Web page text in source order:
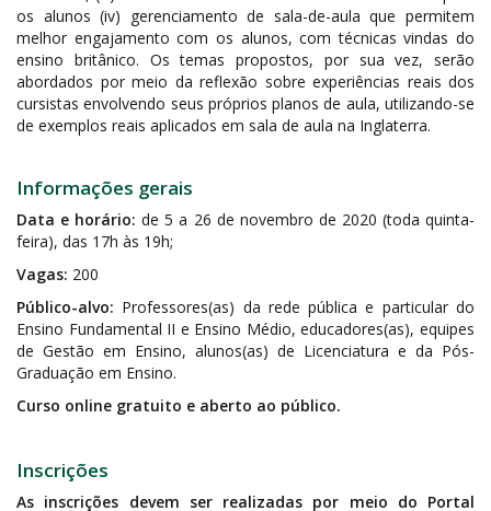
os alunos (iv) gerenciamento de sala-de-aula que permitem
melhor engajamento com os alunos, com técnicas vindas do
ensino britânico. Os temas propostos, por sua vez, serão
abordados por meio da reflexão sobre experiências reais dos
cursistas envolvendo seus próprios planos de aula, utilizando-se
de exemplos reais aplicados em sala de aula na Inglaterra.
Informações gerais
Data e horário: de 5 a 26 de novembro de 2020 (toda quinta-
feira), das 17h às 19h;
Vagas: 200
Público-alvo: Professores(as) da rede pública e particular do
Ensino Fundamental II e Ensino Médio, educadores(as), equipes
de Gestão em Ensino, alunos(as) de Licenciatura e da Pós-
Graduação em Ensino.
Curso online gratuito e aberto ao público.
Inscrições
As inscrições devem ser realizadas por meio do Portal